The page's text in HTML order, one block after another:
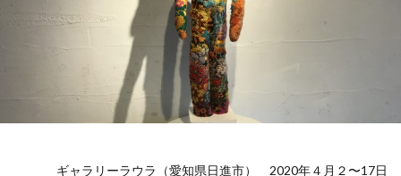
ギャラリーラウラ（愛知県日進市） 2020年４月２〜17日